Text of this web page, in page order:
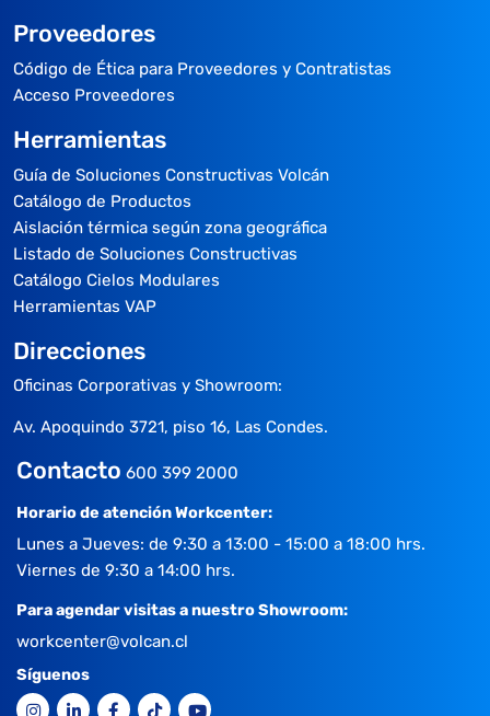
Proveedores
Código de Ética para Proveedores y Contratistas
Acceso Proveedores
Herramientas
Guía de Soluciones Constructivas Volcán
Catálogo de Productos
Aislación térmica según zona geográfica
Listado de Soluciones Constructivas
Catálogo Cielos Modulares
Herramientas VAP
Direcciones
Oficinas Corporativas y Showroom:
Av. Apoquindo 3721, piso 16, Las Condes.
Contacto 600 399 2000
Horario de atención Workcenter:
Lunes a Jueves: de 9:30 a 13:00 - 15:00 a 18:00 hrs.
Viernes de 9:30 a 14:00 hrs.
Para agendar visitas a nuestro Showroom:
workcenter@volcan.cl
Síguenos